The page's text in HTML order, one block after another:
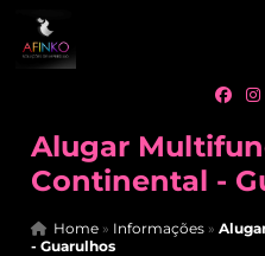
Alugar
Continental -
Home » Informações »
- Guarulhos